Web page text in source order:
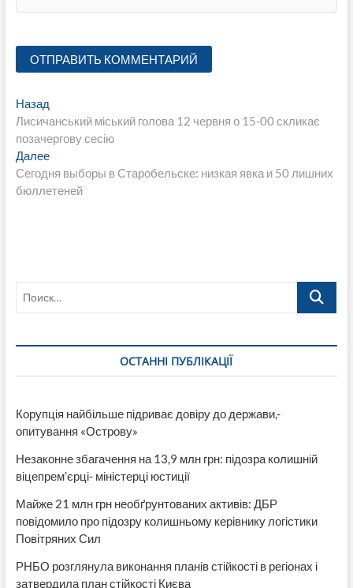
Навигация
по
записям
НазадПредыдущая
запись:
Лисичанський міський голова 12 червня о 15-00 скликає
позачергову сесію
ДалееСледующая
запись:
Сегодня выборы в Старобельске: низкая явка и 50 лишних
бюллетеней
Поиск…
ОСТАННІ ПУБЛІКАЦІЇ
Корупція найбільше підриває довіру до держави,-
опитування «Острову»
Незаконне збагачення на 13,9 млн грн: підозра колишній
віцепрем’єрці- міністерці юстиції
Майже 21 млн грн необґрунтованих активів: ДБР
повідомило про підозру колишньому керівнику логістики
Повітряних Сил
РНБО розглянула виконання планів стійкості в регіонах і
затвердила план стійкості Києва